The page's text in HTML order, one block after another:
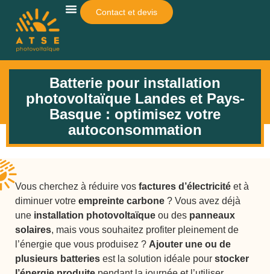
Contact et devis
Batterie pour installation
photovoltaïque Landes et Pays-
Basque : optimisez votre
autoconsommation
Vous cherchez à réduire vos factures d’électricité et à
diminuer votre empreinte carbone ? Vous avez déjà
une installation photovoltaïque ou des panneaux
solaires, mais vous souhaitez profiter pleinement de
l’énergie que vous produisez ? Ajouter une ou de
plusieurs batteries est la solution idéale pour stocker